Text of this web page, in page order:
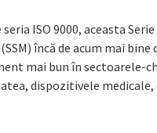
ISO 9000, aceasta Serie
încă de acum mai bine
mai bun în sectoarele-
dispozitivele medicale,